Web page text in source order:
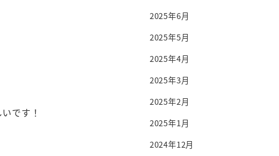
です！
2025年6月
2025年5月
2025年4月
2025年3月
2025年2月
2025年1月
2024年12月